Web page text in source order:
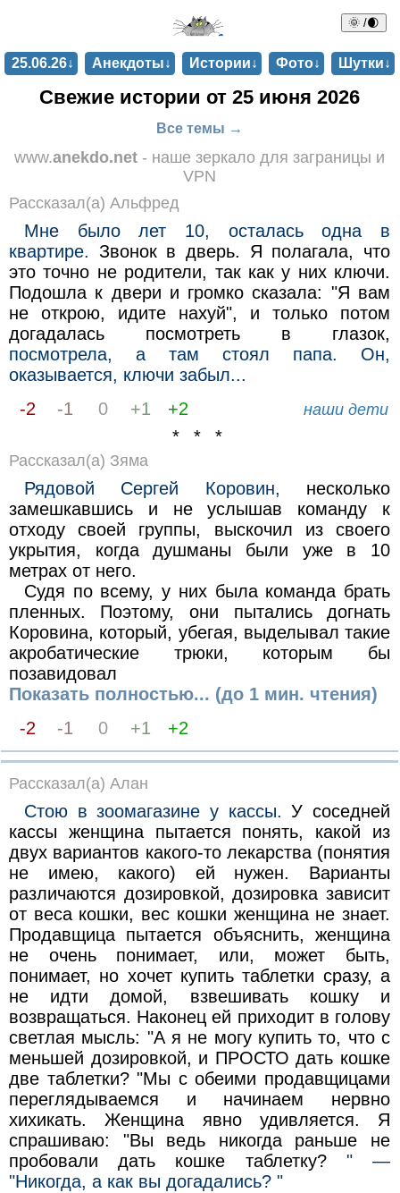
🌞 /🌒
25.06.26↓ Анекдоты↓ Истории↓ Фото↓ Шутки↓
Свежие истории от 25 июня 2026
Все темы →
www.anekdo.net - наше зеркало для заграницы и
VPN
Рассказал(а) Альфред
Мне было лет 10, осталась одна в
квартире. Звонок в дверь. Я полагала, что
это точно не родители, так как у них ключи.
Подошла к двери и громко сказала: "Я вам
не открою, идите нахуй", и только потом
догадалась посмотреть в глазок,
посмотрела, а там стоял папа. Он,
оказывается, ключи забыл...
-2
-1 0 +1 +2 наши дети
* * *
Рассказал(а) Зяма
Рядовой Сергей Коровин, несколько
замешкавшись и не услышав команду к
отходу своей группы, выскочил из своего
укрытия, когда душманы были уже в 10
метрах от него.
Судя по всему, у них была команда брать
пленных. Поэтому, они пытались догнать
Коровина, который, убегая, выделывал такие
акробатические трюки, которым бы
позавидовал
Показать полностью... (до 1 мин. чтения)
-2
-1 0 +1 +2
Рассказал(а) Алан
Стою в зоомагазине у кассы. У соседней
кассы женщина пытается понять, какой из
двух вариантов какого-то лекарства (понятия
не имею, какого) ей нужен. Варианты
различаются дозировкой, дозировка зависит
от веса кошки, вес кошки женщина не знает.
Продавщица пытается объяснить, женщина
не очень понимает, или, может быть,
понимает, но хочет купить таблетки сразу, а
не идти домой, взвешивать кошку и
возвращаться. Наконец ей приходит в голову
светлая мысль: "А я не могу купить то, что с
меньшей дозировкой, и ПРОСТО дать кошке
две таблетки? "Мы с обеими продавщицами
переглядываемся и начинаем нервно
хихикать. Женщина явно удивляется. Я
спрашиваю: "Вы ведь никогда раньше не
пробовали дать кошке таблетку? " —
"Никогда, а как вы догадались? "